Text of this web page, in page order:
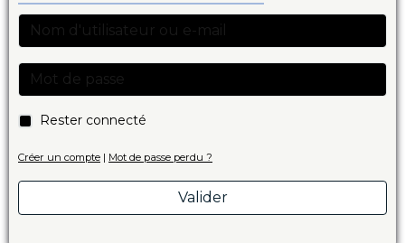
Rester connecté
Créer un compte | Mot de passe perdu ?
Valider